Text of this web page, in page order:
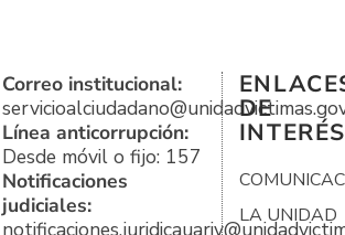
Correo institucional:
Línea anticorrupción:
Desde móvil o fijo: 157
Notificaciones
judiciales:
DE
INTERÉS
LA UNIDAD